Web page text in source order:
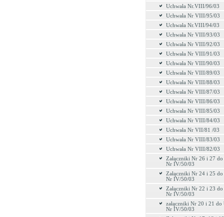
Uchwała Nr.VIII/96/03
Uchwała Nr VIII/95/03
Uchwała Nr.VIII/94/03
Uchwała Nr VIII/93/03
Uchwała Nr VIII/92/03
Uchwała Nr VIII/91/03
Uchwała Nr VIII/90/03
Uchwała Nr VIII/89/03
Uchwała Nr VIII/88/03
Uchwała Nr VIII/87/03
Uchwała Nr VIII/86/03
Uchwała Nr VIII/85/03
Uchwała Nr VIII/84/03
Uchwała Nr VII/81 /03
Uchwała Nr VIII/83/03
Uchwała Nr VIII/82/03
Załączniki Nr 26 i 27 do
Nr IV/50/03
Załączniki Nr 24 i 25 do
Nr IV/50/03
Załączniki Nr 22 i 23 do
Nr IV/50/03
załączniki Nr 20 i 21 do
Nr IV/50/03